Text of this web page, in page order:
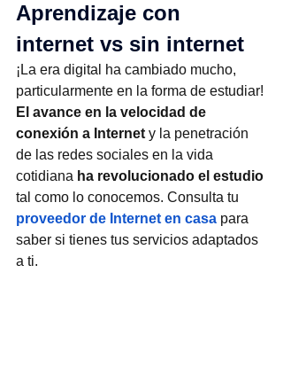
Aprendizaje con
internet vs sin internet
¡La era digital ha cambiado mucho,
particularmente en la forma de estudiar!
El avance en la velocidad de
conexión a Internet y la penetración
de las redes sociales en la vida
cotidiana ha revolucionado el estudio
tal como lo conocemos. Consulta tu
proveedor de Internet en casa para
saber si tienes tus servicios adaptados
a ti.